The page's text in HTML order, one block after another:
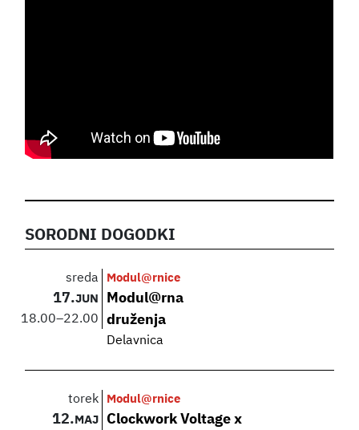
SORODNI DOGODKI
sreda
17.JUN
18.00–22.00
Modul@rnice
Modul@rna
druženja
Delavnica
torek
12. MAJ
Modul@rnice
Clockwork Voltage x